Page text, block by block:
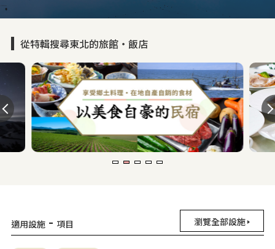
從特輯搜尋東北的旅館・飯店
適用設施 - 項目 瀏覽全部設施